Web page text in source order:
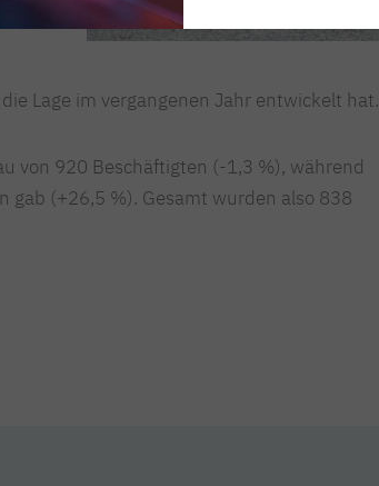
Lage im vergangenen Jahr entwickelt hat.
von 920 Beschäftigten (-1,3 %), während
(+26,5 %). Gesamt wurden also 838